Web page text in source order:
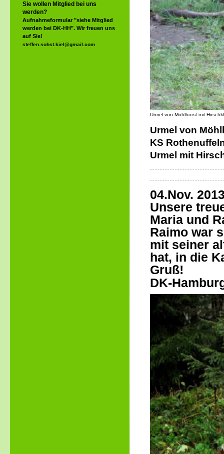
Urmel von Möhlhorst mit
Urmel von
KS
Urmel mit
04.Nov.
Unsere
Maria und
Raimo war
mit seiner
hat, in die
Gruß!
DK-
Sie wollen Mitglied bei uns
werden?
Aufnahmeformular "siehe Mitglied
werden bei DK-HH". Wir freuen uns
auf Sie!
steffen.sohst.kiel@gmail.com